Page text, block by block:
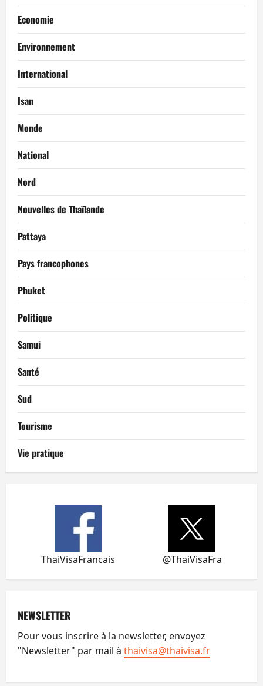
Economie
Environnement
International
Isan
Monde
National
Nord
Nouvelles de Thaïlande
Pattaya
Pays francophones
Phuket
Politique
Samui
Santé
Sud
Tourisme
Vie pratique
ThaiVisaFrancais @ThaiVisaFra
NEWSLETTER
Pour vous inscrire à la newsletter, envoyez
"Newsletter" par mail à thaivisa@thaivisa.fr